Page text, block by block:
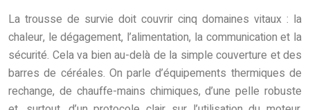
La trousse de survie doit couvrir cinq domaines vitaux : la
chaleur, le dégagement, l’alimentation, la communication et la
sécurité. Cela va bien au-delà de la simple couverture et des
barres de céréales. On parle d’équipements thermiques de
rechange, de chauffe-mains chimiques, d’une pelle robuste